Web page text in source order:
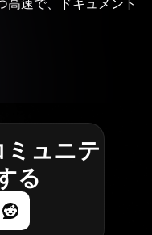
高速で、ドキュメント
ュニテ
る